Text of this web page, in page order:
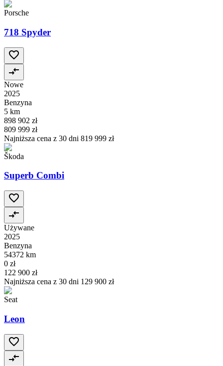
Porsche
718 Spyder
Nowe
2025
Benzyna
5 km
898 902 zł
809 999 zł
Najniższa cena z 30 dni 819 999 zł
Škoda
Superb Combi
Używane
2025
Benzyna
54372 km
0 zł
122 900 zł
Najniższa cena z 30 dni 129 900 zł
Seat
Leon